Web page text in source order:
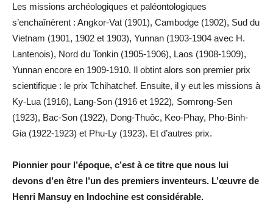
Les missions archéologiques et paléontologiques
s’enchaînèrent : Angkor-Vat (1901), Cambodge (1902), Sud du
Vietnam (1901, 1902 et 1903), Yunnan (1903-1904 avec H.
Lantenois), Nord du Tonkin (1905-1906), Laos (1908-1909),
Yunnan encore en 1909-1910. Il obtint alors son premier prix
scientifique : le prix Tchihatchef. Ensuite, il y eut les missions à
Ky-Lua (1916), Lang-Son (1916 et 1922), Somrong-Sen
(1923), Bac-Son (1922), Dong-Thuôc, Keo-Phay, Pho-Binh-
Gia (1922-1923) et Phu-Ly (1923). Et d’autres prix.
Pionnier pour l’époque, c’est à ce titre que nous lui
devons d’en être l’un des premiers inventeurs. L’œuvre de
Henri Mansuy en Indochine est considérable.